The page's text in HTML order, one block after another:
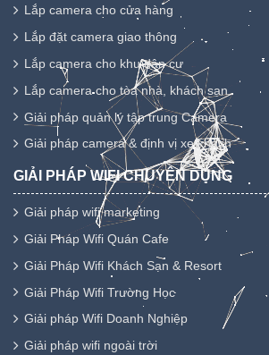
Lắp camera cho cửa hàng
Lắp đặt camera giao thông
Lắp camera cho khu dân cư
Lắp camera cho tòa nhà, khách sạn
Giải pháp quản lý tập trung Camera
Giải pháp camera & định vị xe khách
GIẢI PHÁP WIFI CHUYÊN DỤNG
Giải pháp wifi marketing
Giải Pháp Wifi Quán Cafe
Giải Pháp Wifi Khách Sạn & Resort
Giải Pháp Wifi Trường Học
Giải pháp Wifi Doanh Nghiệp
Giải pháp wifi ngoài trời